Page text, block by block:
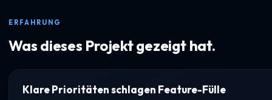
ERFAHRUNG
Was dieses Projekt gezeigt hat.
Klare Prioritäten schlagen Feature-Fülle